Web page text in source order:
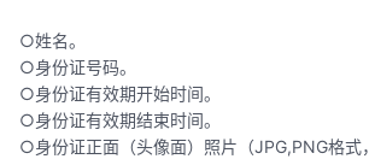
○姓名。
○身份证号码。
○身份证有效期开始时间。
○身份证有效期结束时间。
○身份证正面（头像面）照片（JPG,PNG格式